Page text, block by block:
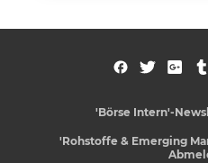
'Börse Intern'-
'Rohstoffe & Emerging